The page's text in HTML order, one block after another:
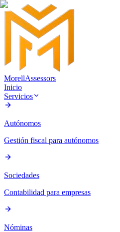
MorellAssessors
Inicio
Servicios
Autónomos
Gestión fiscal para autónomos
Sociedades
Contabilidad para empresas
Nóminas